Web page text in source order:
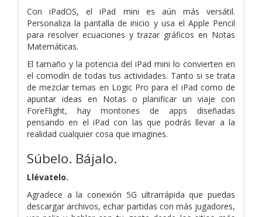
Con iPadOS, el iPad mini es aún más versátil.
Personaliza la pantalla de inicio y usa el Apple Pencil
para resolver ecuaciones y trazar gráficos en Notas
Matemáticas.
El tamaño y la potencia del iPad mini lo convierten en
el comodín de todas tus actividades. Tanto si se trata
de mezclar temas en Logic Pro para el iPad como de
apuntar ideas en Notas o planificar un viaje con
ForeFlight, hay montones de apps diseñadas
pensando en el iPad con las que podrás llevar a la
realidad cualquier cosa que imagines.
Súbelo. Bájalo.
Llévatelo.
Agradece a la conexión 5G ultrarrápida que puedas
descargar archivos, echar partidas con más jugadores,